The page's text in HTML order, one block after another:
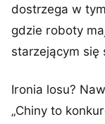
dostrzega w
gdzie roboty
starzejącym się
Ironia losu?
„Chiny to